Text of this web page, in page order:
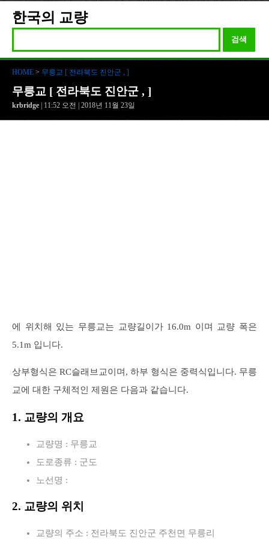
한국의 교량
검색
HOME > 무릉교 [ 전라북도 진안군 , ]
무릉교 [ 전라북도 진안군 , ]
krbridge | 11:52 오전 | 2018년 11월 23일
에 위치해 있는 무릉교는 교량길이가 16.0m 이며 교량 폭은
5.1m 입니다.
상부형식은 RC슬래브교이며, 하부 형식은 중력식입니다. 무릉
교에 대한 구체적인 제원은 다음과 같습니다.
1. 교량의 개요
교량명 : 무릉교
도로종류 : 군도
노선명 :
2. 교량의 위치
교량의 주소 : 전라북도 진안군 주천면 무릉리